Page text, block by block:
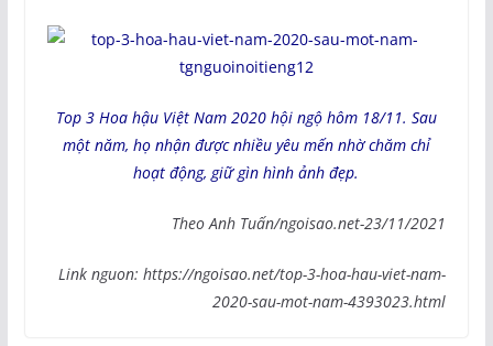
Top 3 Hoa hậu Việt Nam 2020 hội ngộ hôm 18/11. Sau
một năm, họ nhận được nhiều yêu mến nhờ chăm chỉ
hoạt động, giữ gìn hình ảnh đẹp.
Theo Anh Tuấn/ngoisao.net-23/11/2021
Link nguon: https://ngoisao.net/top-3-hoa-hau-viet-nam-
2020-sau-mot-nam-4393023.html